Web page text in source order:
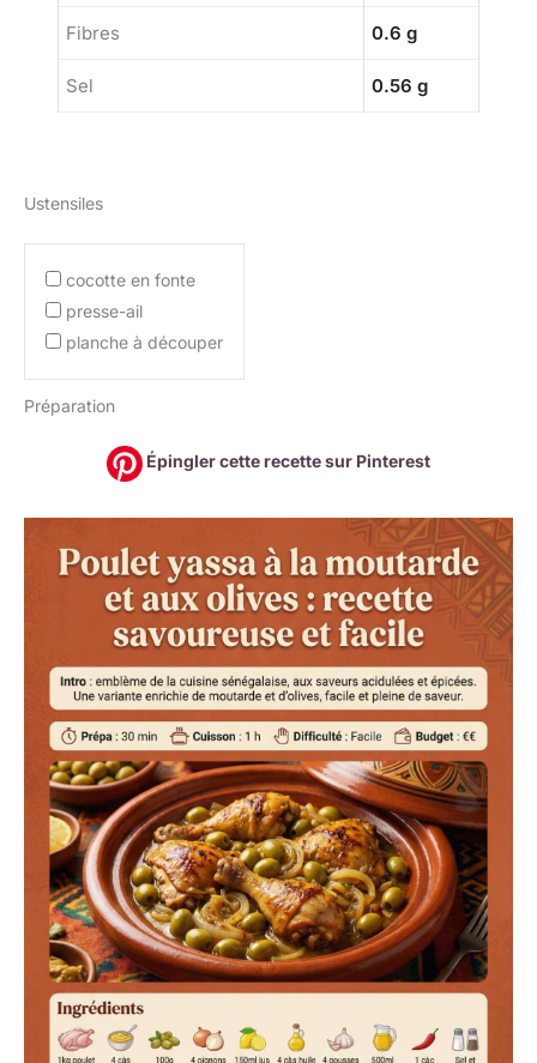
Fibres 0.6 g
Sel 0.56 g
Ustensiles
cocotte en fonte
presse-ail
planche à découper
Préparation
Épingler cette recette sur Pinterest